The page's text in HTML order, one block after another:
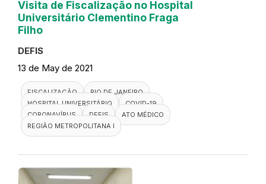
Visita de Fiscalização no Hospital
Universitário Clementino Fraga
Filho
DEFIS
13 de May de 2021
FISCALIZAÇÃO
RIO DE JANEIRO
HOSPITAL UNIVERSITÁRIO
COVID-19
CORONAVÍRUS
DEFIS
ATO MÉDICO
REGIÃO METROPOLITANA I